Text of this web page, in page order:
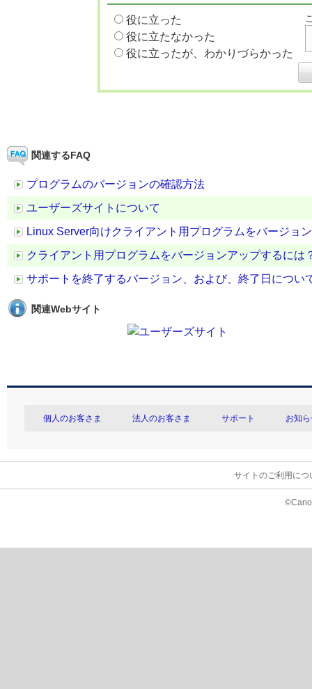
役に立った
役に立たなかった
役に立ったが、わかりづらかった
関連するFAQ
プログラムのバージョンの確認方法
ユーザーズサイトについて
Linux Server向けクライアント用プログラムをバージョ
クライアント用プログラムをバージョンアップするには
サポートを終了するバージョン、および、終了日につい
関連Webサイト
個人のお客さま 法人のお客さま サポート お知
サイトのご利用につ